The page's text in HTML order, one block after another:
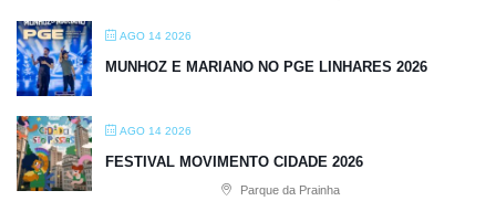
AGO 14 2026
MUNHOZ E MARIANO NO PGE LINHARES 2026
AGO 14 2026
FESTIVAL MOVIMENTO CIDADE 2026
Parque da Prainha